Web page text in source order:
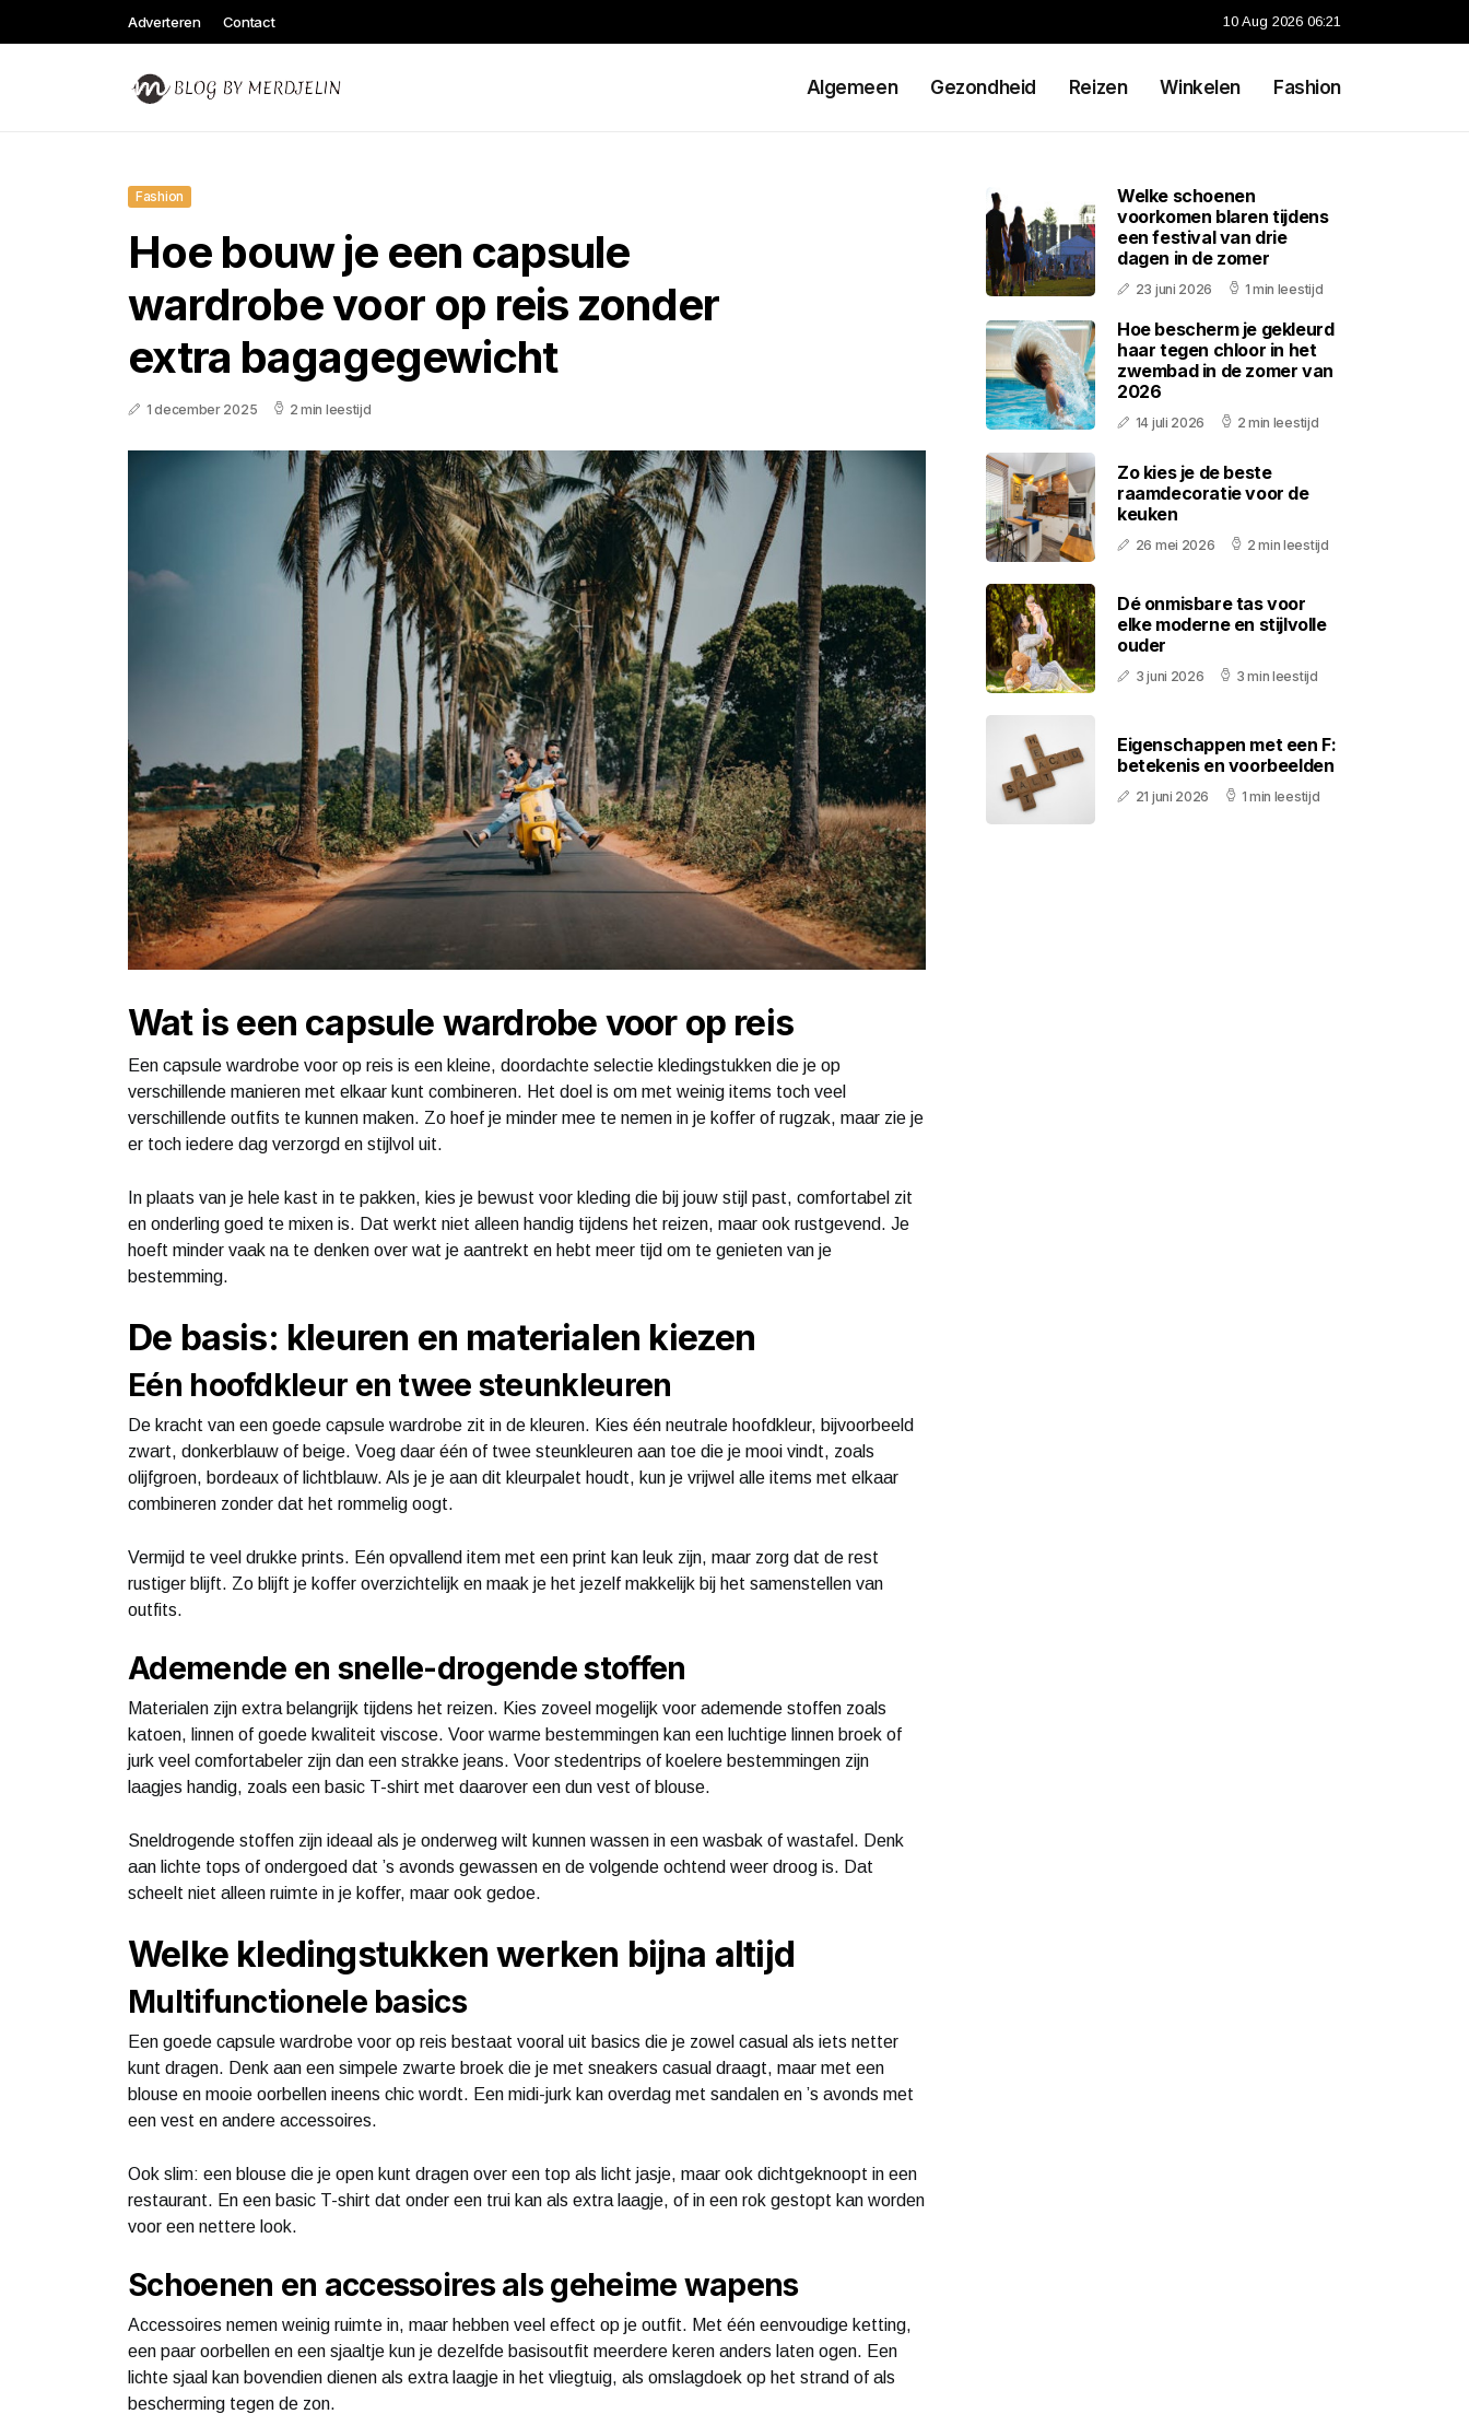
Adverteren Contact 10 Aug 2026 06:21
Algemeen Gezondheid Reizen Winkelen Fashion
Fashion
Hoe bouw je een capsule
wardrobe voor op reis zonder
extra bagagegewicht
1 december 2025 2 min leestijd
Wat is een capsule wardrobe voor op reis
Een capsule wardrobe voor op reis is een kleine, doordachte selectie kledingstukken die je op
verschillende manieren met elkaar kunt combineren. Het doel is om met weinig items toch veel
verschillende outfits te kunnen maken. Zo hoef je minder mee te nemen in je koffer of rugzak, maar zie je
er toch iedere dag verzorgd en stijlvol uit.
In plaats van je hele kast in te pakken, kies je bewust voor kleding die bij jouw stijl past, comfortabel zit
en onderling goed te mixen is. Dat werkt niet alleen handig tijdens het reizen, maar ook rustgevend. Je
hoeft minder vaak na te denken over wat je aantrekt en hebt meer tijd om te genieten van je
bestemming.
De basis: kleuren en materialen kiezen
Eén hoofdkleur en twee steunkleuren
De kracht van een goede capsule wardrobe zit in de kleuren. Kies één neutrale hoofdkleur, bijvoorbeeld
zwart, donkerblauw of beige. Voeg daar één of twee steunkleuren aan toe die je mooi vindt, zoals
olijfgroen, bordeaux of lichtblauw. Als je je aan dit kleurpalet houdt, kun je vrijwel alle items met elkaar
combineren zonder dat het rommelig oogt.
Vermijd te veel drukke prints. Eén opvallend item met een print kan leuk zijn, maar zorg dat de rest
rustiger blijft. Zo blijft je koffer overzichtelijk en maak je het jezelf makkelijk bij het samenstellen van
outfits.
Ademende en snelle-drogende stoffen
Materialen zijn extra belangrijk tijdens het reizen. Kies zoveel mogelijk voor ademende stoffen zoals
katoen, linnen of goede kwaliteit viscose. Voor warme bestemmingen kan een luchtige linnen broek of
jurk veel comfortabeler zijn dan een strakke jeans. Voor stedentrips of koelere bestemmingen zijn
laagjes handig, zoals een basic T-shirt met daarover een dun vest of blouse.
Sneldrogende stoffen zijn ideaal als je onderweg wilt kunnen wassen in een wasbak of wastafel. Denk
aan lichte tops of ondergoed dat ’s avonds gewassen en de volgende ochtend weer droog is. Dat
scheelt niet alleen ruimte in je koffer, maar ook gedoe.
Welke kledingstukken werken bijna altijd
Multifunctionele basics
Een goede capsule wardrobe voor op reis bestaat vooral uit basics die je zowel casual als iets netter
kunt dragen. Denk aan een simpele zwarte broek die je met sneakers casual draagt, maar met een
blouse en mooie oorbellen ineens chic wordt. Een midi-jurk kan overdag met sandalen en ’s avonds met
een vest en andere accessoires.
Ook slim: een blouse die je open kunt dragen over een top als licht jasje, maar ook dichtgeknoopt in een
restaurant. En een basic T-shirt dat onder een trui kan als extra laagje, of in een rok gestopt kan worden
voor een nettere look.
Schoenen en accessoires als geheime wapens
Accessoires nemen weinig ruimte in, maar hebben veel effect op je outfit. Met één eenvoudige ketting,
een paar oorbellen en een sjaaltje kun je dezelfde basisoutfit meerdere keren anders laten ogen. Een
lichte sjaal kan bovendien dienen als extra laagje in het vliegtuig, als omslagdoek op het strand of als
bescherming tegen de zon.
Welke schoenen
voorkomen blaren tijdens
een festival van drie
dagen in de zomer
23 juni 2026 1 min leestijd
Hoe bescherm je gekleurd
haar tegen chloor in het
zwembad in de zomer van
2026
14 juli 2026 2 min leestijd
Zo kies je de beste
raamdecoratie voor de
keuken
26 mei 2026 2 min leestijd
Dé onmisbare tas voor
elke moderne en stijlvolle
ouder
3 juni 2026 3 min leestijd
Eigenschappen met een F:
betekenis en voorbeelden
21 juni 2026 1 min leestijd